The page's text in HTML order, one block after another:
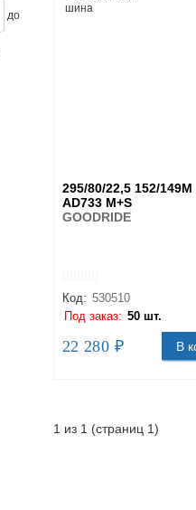
до
295/80/22,5 152/149M
AD733 M+S
GOODRIDE
Код: 530510
Под заказ: 50 шт.
22 280 ₽ В
1 из 1 (страниц 1)